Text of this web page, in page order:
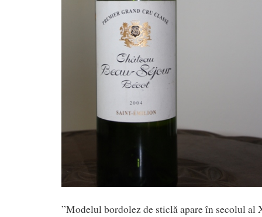
”Modelul bordolez de sticlă apare în secolul al